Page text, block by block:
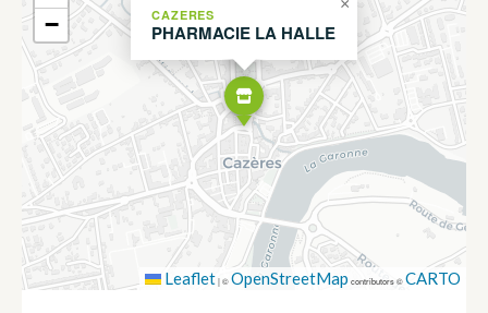
CAZERES
PHARMACIE LA HALLE
×
−
Leaflet|©OpenStreetMap contributors ©CARTO